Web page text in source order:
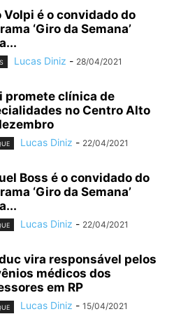
Volpi é o convidado do
‘Giro da Semana’
Lucas Diniz - 28/04/2021
promete clínica de
no Centro Alto
Lucas Diniz - 22/04/2021
Boss é o convidado do
‘Giro da Semana’
Lucas Diniz - 22/04/2021
vira responsável pelos
médicos dos
em RP
Lucas Diniz - 15/04/2021